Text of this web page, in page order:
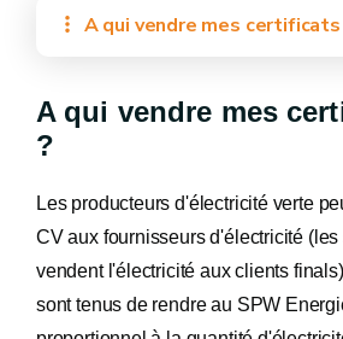
A qui vendre mes
A qui vendre mes
?
Les producteurs d'électricité verte
CV aux fournisseurs d'électricité
vendent l'électricité aux clients
sont tenus de rendre au SPW